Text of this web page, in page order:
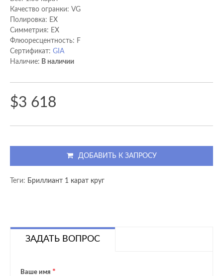
Качество огранки: VG
Полировка: EX
Cимметрия: EX
Флюоресцентность: F
Сертификат: GIA
Наличие: В наличии
$3 618
ДОБАВИТЬ К ЗАПРОСУ
Теги: Бриллиант 1 карат круг
ЗАДАТЬ ВОПРОС
Ваше имя